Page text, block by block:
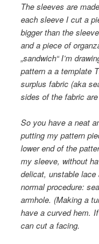
The sleeves are
each sleeve I cut a
bigger than the
and a piece of
„sandwich“ I’m
pattern a a template
surplus fabric (aka
sides of the fabric
So you have a neat
putting my pattern
lower end of the
my sleeve, without
delicat, unstable
normal procedure:
armhole. (Making a
have a curved hem.
can cut a facing.